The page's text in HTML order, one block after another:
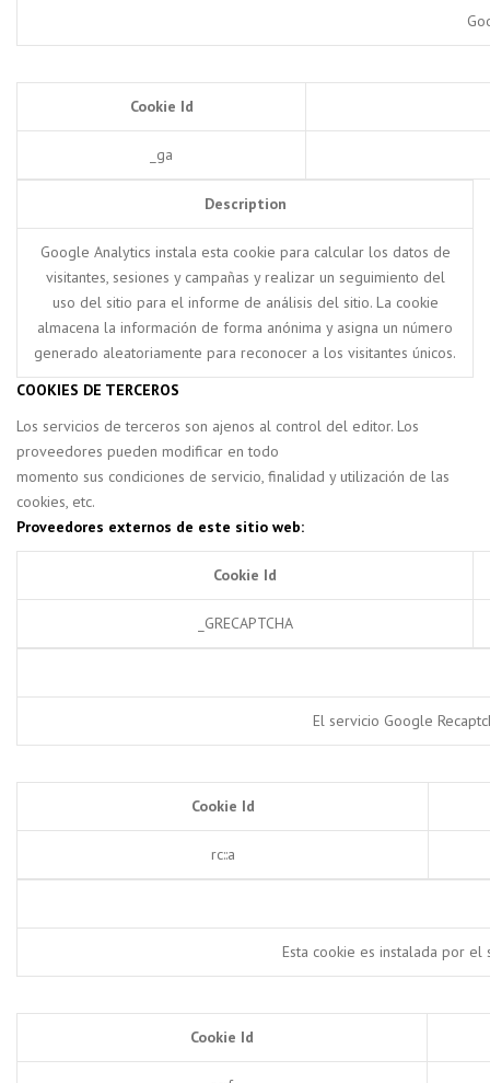
Cookie Id
_ga
Description
Google Analytics instala esta cookie para calcular los datos de
visitantes, sesiones y campañas y realizar un seguimiento del
uso del sitio para el informe de análisis del sitio. La cookie
almacena la información de forma anónima y asigna un número
generado aleatoriamente para reconocer a los visitantes únicos.
COOKIES DE TERCEROS
Los servicios de terceros son ajenos al control del editor. Los
proveedores pueden modificar en todo
momento sus condiciones de servicio, finalidad y utilización de las
cookies, etc.
Proveedores externos de este sitio web:
Cookie Id
_GRECAPTCHA
El servicio Google
Cookie Id
rc::a
Esta cookie es instalada por
Cookie Id